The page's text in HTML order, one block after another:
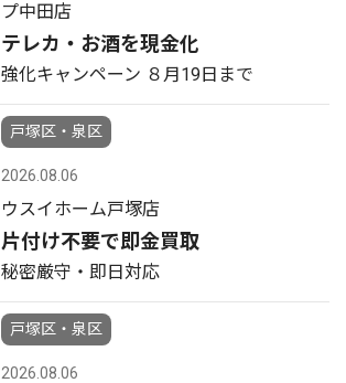
プ中田店
テレカ・お酒を現金化
強化キャンペーン ８月19日まで
戸塚区・泉区
2026.08.06
ウスイホーム戸塚店
片付け不要で即金買取
秘密厳守・即日対応
戸塚区・泉区
2026.08.06